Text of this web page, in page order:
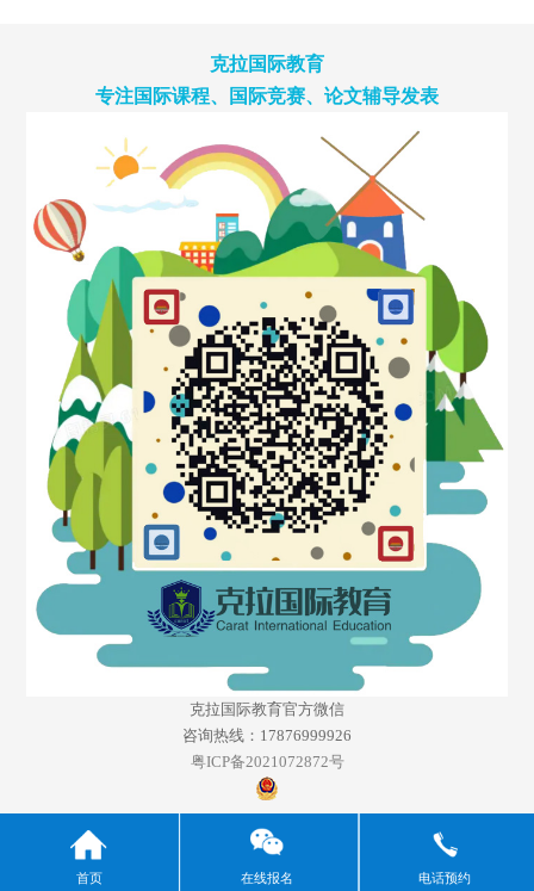
克拉国际教育
专注国际课程、国际竞赛、论文辅导发表
克拉国际教育官方微信
咨询热线：17876999926
粤ICP备2021072872号
首页 在线报名 电话预约